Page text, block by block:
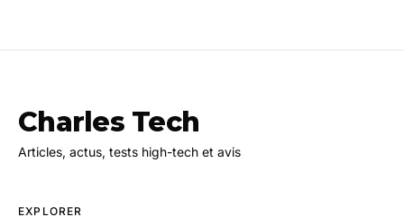
Charles Tech
Articles, actus, tests high-tech et avis
EXPLORER